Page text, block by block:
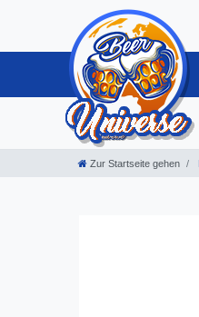
Zur Startseite gehen